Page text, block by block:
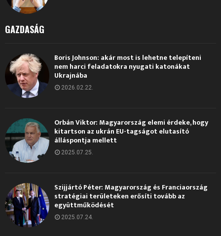
GAZDASÁG
Boris Johnson: akár most is lehetne telepíteni
nem harci feladatokra nyugati katonákat
Ukrajnába
2026.02.22.
Orbán Viktor: Magyarország elemi érdeke, hogy
kitartson az ukrán EU-tagságot elutasító
álláspontja mellett
2025.07.25.
Szijjártó Péter: Magyarország és Franciaország
stratégiai területeken erősíti tovább az
együttműködését
2025.07.24.